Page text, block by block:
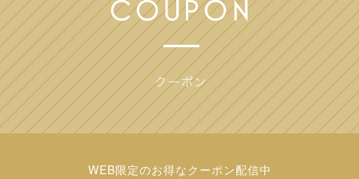
WEB限定のお得なクーポン配信中